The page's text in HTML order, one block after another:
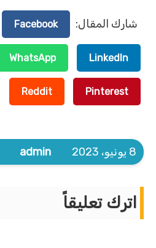
شارك المقال: Facebook
LinkedIn
WhatsApp
Pinterest
Reddit
8 يونيو، 2023 admin
اترك تعليقاً